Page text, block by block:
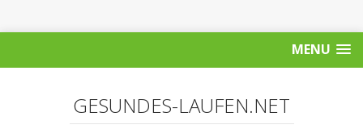
MENU
GESUNDES-LAUFEN.NET